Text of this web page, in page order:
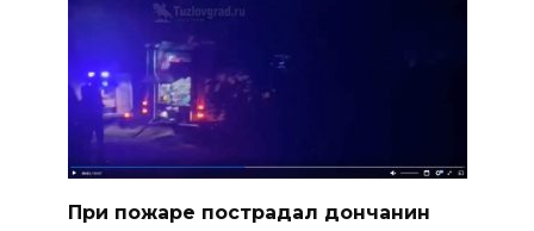
При пожаре пострадал дончанин